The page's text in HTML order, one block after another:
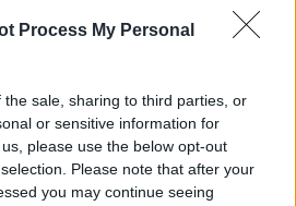
Process My Personal
sale, sharing to third parties, or
or sensitive information for
please use the below opt-out
Please note that after your
you may continue seeing
abbiamo mantenuto